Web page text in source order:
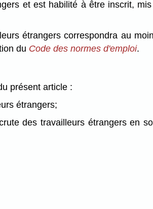
et est habilité à être inscrit,
étrangers correspondra au
du Code des normes d'emploi.
présent article :
étrangers;
des travailleurs étrangers en